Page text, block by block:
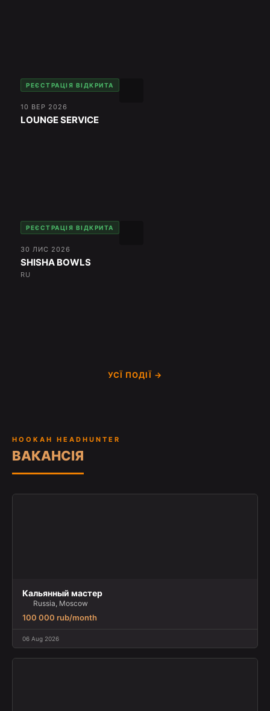
РЕЄСТРАЦІЯ ВІДКРИТА
10 ВЕР 2026
LOUNGE SERVICE
РЕЄСТРАЦІЯ ВІДКРИТА
30 ЛИС 2026
SHISHA BOWLS
RU
УСЇ ПОДІЇ →
HOOKAH HEADHUNTER
ВАКАНСІЯ
Кальянный мастер
Russia, Moscow
100 000 rub/month
06 Aug 2026